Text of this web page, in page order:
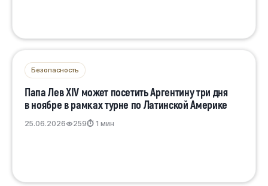
Безопасность
Папа Лев XIV может посетить Аргентину три дня
в ноябре в рамках турне по Латинской Америке
25.06.2026 259⏱ 1 мин